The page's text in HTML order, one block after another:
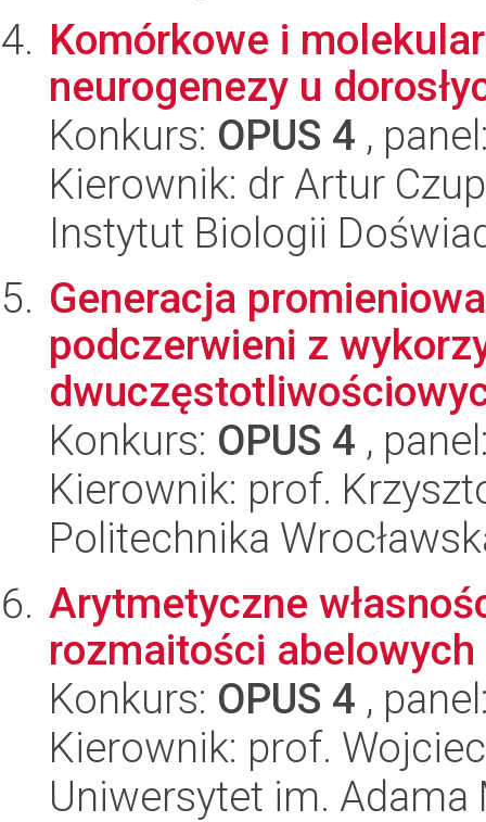
Komórkowe i
neurogenezy u
Konkurs: OPUS 4 ,
Kierownik: dr Artur
Instytut Biologii
Generacja
podczerwieni z
Konkurs: OPUS 4 ,
Kierownik: prof.
Politechnika
Arytmetyczne
rozmaitości abelowych
Konkurs: OPUS 4 ,
Kierownik: prof.
Uniwersytet im.